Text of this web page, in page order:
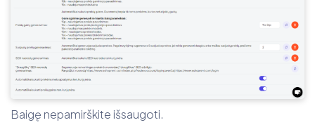
Baigę nepamirškite išsaugoti.